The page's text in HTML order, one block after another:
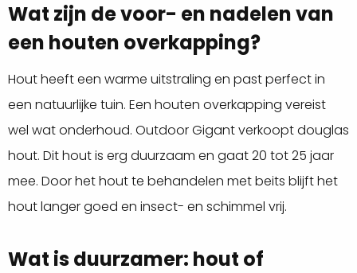
Wat zijn de voor- en nadelen van
een houten overkapping?
Hout heeft een warme uitstraling en past perfect in
een natuurlijke tuin. Een houten overkapping vereist
wel wat onderhoud. Outdoor Gigant verkoopt douglas
hout. Dit hout is erg duurzaam en gaat 20 tot 25 jaar
mee. Door het hout te behandelen met beits blijft het
hout langer goed en insect- en schimmel vrij.
Wat is duurzamer: hout of